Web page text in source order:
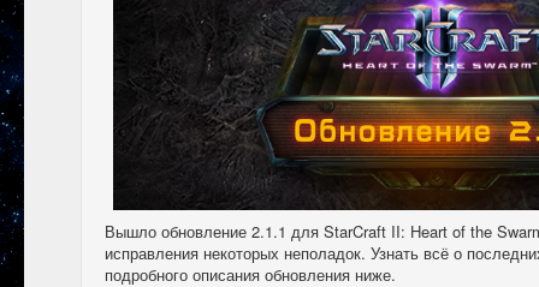
Вышло обновление 2.1.1 для StarCraft II: Heart of the
исправления некоторых неполадок. Узнать всё о
подробного описания обновления ниже.